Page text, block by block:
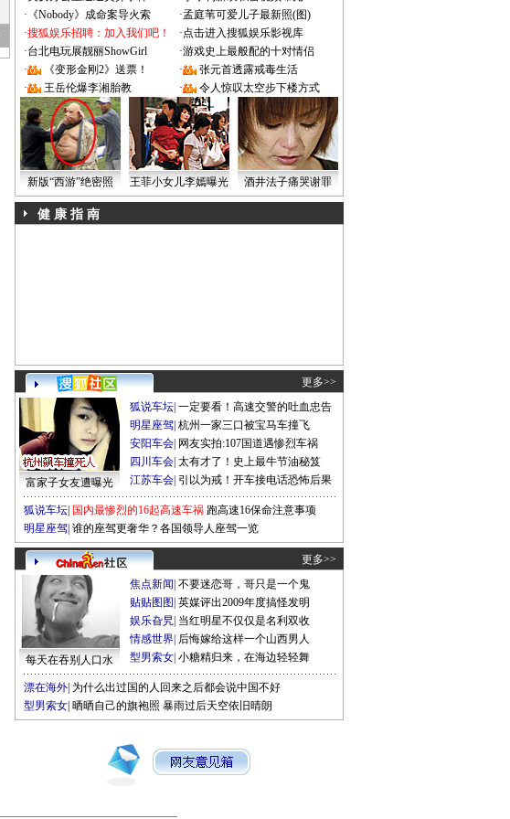
· 《Nobody》成命案导火索 ·孟庭苇可爱儿子最新照(图)
·搜狐娱乐招聘：加入我们吧！ ·点击进入搜狐娱乐影视库
·台北电玩展靓丽ShowGirl ·游戏史上最般配的十对情侣
·
《变形金刚2》送票！ ·
张元首透露戒毒生活
·
王岳伦爆李湘胎教 · 令人惊叹太空步下楼方式
新版“西游”绝密照 王菲小女儿李嫣曝光 酒井法子痛哭谢罪
健 康 指 南
更多>>
富家子女友遭曝光
狐说车坛 一定要看！高速交警的吐血忠告
明星座驾 杭州一家三口被宝马车撞飞
安阳车会 网友实拍:107国道遇惨烈车祸
四川车会 太有才了！史上最牛节油秘笈
江苏车会 引以为戒！开车接电话恐怖后果
狐说车坛 国内最惨烈的16起高速车祸 跑高速16保命注意事项
明星座驾 谁的座驾更奢华？各国领导人座驾一览
更多>>
每天在吞别人口水
焦点新闻 不要迷恋哥，哥只是一个鬼
贴贴图图 英媒评出2009年度搞怪发明
娱乐旮旯 当红明星不仅仅是名利双收
情感世界 后悔嫁给这样一个山西男人
型男索女 小糖精归来，在海边轻轻舞
漂在海外 为什么出过国的人回来之后都会说中国不好
型男索女 晒晒自己的旗袍照 暴雨过后天空依旧晴朗